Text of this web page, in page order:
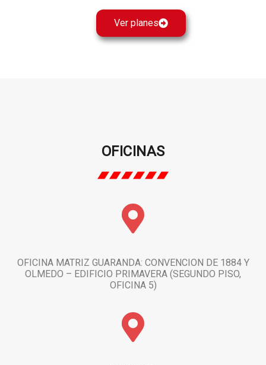
Ver planes
OFICINAS
OFICINA MATRIZ GUARANDA: CONVENCION DE 1884 Y
OLMEDO – EDIFICIO PRIMAVERA (SEGUNDO PISO,
OFICINA 5)